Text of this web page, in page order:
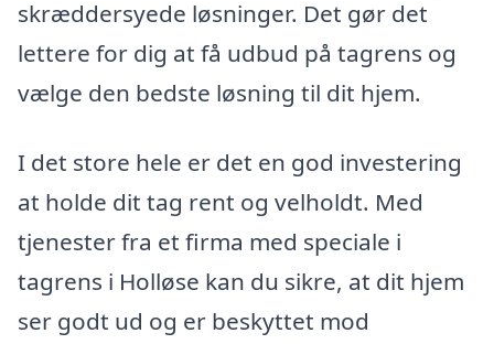
skræddersyede løsninger. Det gør det
lettere for dig at få udbud på tagrens og
vælge den bedste løsning til dit hjem.
I det store hele er det en god investering
at holde dit tag rent og velholdt. Med
tjenester fra et firma med speciale i
tagrens i Holløse kan du sikre, at dit hjem
ser godt ud og er beskyttet mod